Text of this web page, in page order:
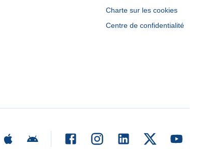
Charte sur les cookies
Centre de confidentialité